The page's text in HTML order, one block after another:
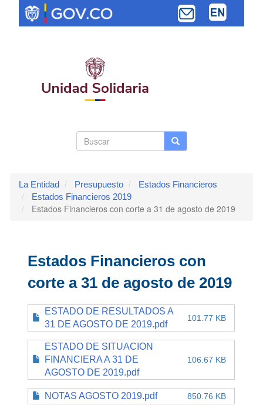
contenido
Buscar Buscar
La Entidad Presupuesto
Estados Financieros
Estados Financieros 2019
Estados Financieros con corte a 31 de agosto de 2019
Estados Financieros con
corte a 31 de agosto de 2019
ESTADO DE RESULTADOS A
31 DE AGOSTO DE 2019.pdf
101.77 KB
ESTADO DE SITUACION
FINANCIERA A 31 DE
AGOSTO DE 2019.pdf
106.67 KB
NOTAS AGOSTO 2019.pdf 850.76 KB